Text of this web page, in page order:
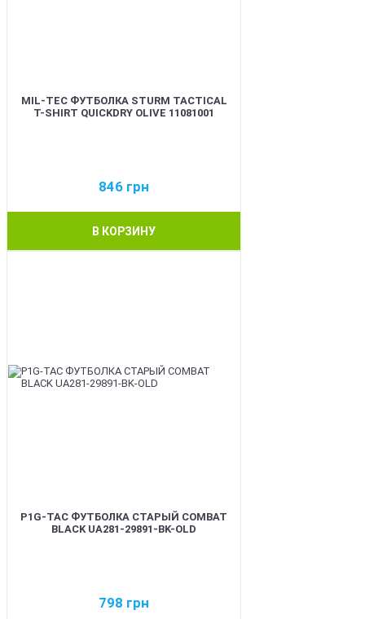
MIL-TEC ФУТБОЛКА STURM TACTICAL
T-SHIRT QUICKDRY OLIVE 11081001
846 грн
В КОРЗИНУ
P1G-TAC ФУТБОЛКА СТАРЫЙ COMBAT
BLACK UA281-29891-BK-OLD
798 грн